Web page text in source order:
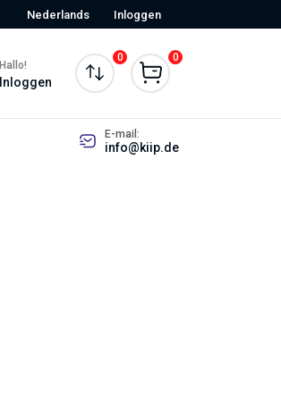
Nederlands Inloggen
Hallo!
Inloggen
0 0
E-mail:
info@kiip.de